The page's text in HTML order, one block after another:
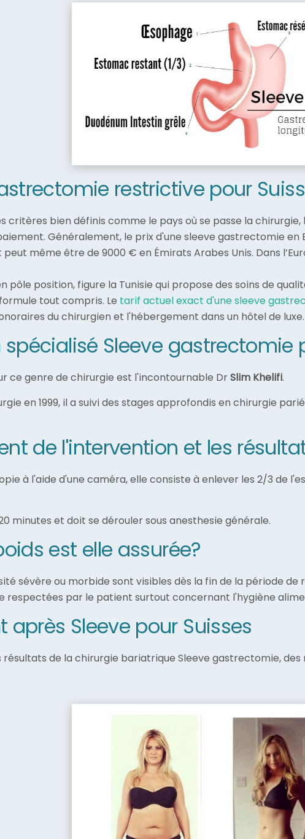
restrictive pour
critères bien définis comme le pays où se passe la
Généralement, le prix d'une sleeve gastrectomie en
peut même être de 9000 € en Émirats Arabes Unis. Dans
pôle position, figure la Tunisie qui propose des soins de
tout compris. Le tarif actuel exact d'une sleeve
du chirurgien et l'hébergement dans un hôtel de luxe.
spécialisé Sleeve gastrectomie
ce genre de chirurgie est l'incontournable DrSlim Khelifi.
en 1999, il a suivi des stages approfondis en chirurgie
de l'intervention et les
à l'aide d'une caméra, elle consiste à enlever les 2/3 de
minutes et doit se dérouler sous anesthesie générale.
est elle assurée?
sévère ou morbide sont visibles dès la fin de la période
respectées par le patient surtout concernant l'hygiène
après Sleeve pour Suisses
de la chirurgie bariatrique Sleeve gastrectomie,